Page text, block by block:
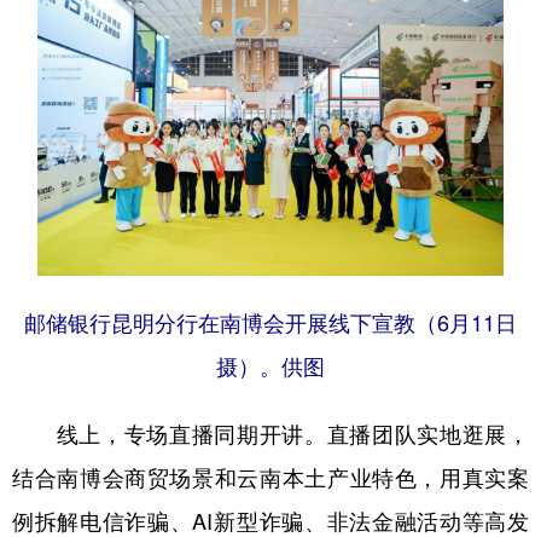
邮储银行昆明分行在南博会开展线下宣教（6月11日
摄）。供图
线上，专场直播同期开讲。直播团队实地逛展，
结合南博会商贸场景和云南本土产业特色，用真实案
例拆解电信诈骗、AI新型诈骗、非法金融活动等高发